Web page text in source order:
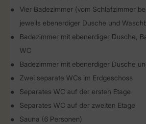
Vier Badezimmer (vom Schlafzimmer
jeweils ebenerdiger Dusche und
Badezimmer mit ebenerdiger Dusche,
WC
Badezimmer mit ebenerdiger Dusche
Zwei separate WCs im Erdgeschoss
Separates WC auf der ersten Etage
Separates WC auf der zweiten Etage
Sauna (6 Personen)